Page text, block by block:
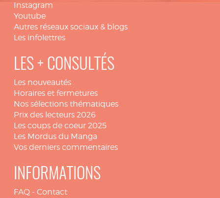
Instagram
Youtube
Autres réseaux sociaux & blogs
Les infolettres
LES + CONSULTÉS
Les nouveautés
Horaires et fermetures
Nos sélections thématiques
Prix des lecteurs 2026
Les coups de coeur 2025
Les Mordus du Manga
Vos derniers commentaires
INFORMATIONS
FAQ - Contact